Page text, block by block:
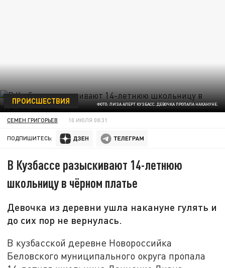
ФОТО: ЛИЗА АЛЕРТ КУЗБАСС. ДЕВОЧКА ПРОПАЛА НАКАНУНЕ.
ПРОИСШЕСТВИЯ
СЕМЕН ГРИГОРЬЕВ 10 ИЮЛЯ 08:31
ПОДПИШИТЕСЬ:
В Кузбассе разыскивают 14-летнюю
школьницу в чёрном платье
Девочка из деревни ушла накануне гулять и
до сих пор не вернулась.
В кузбасской деревне Новороссийка
Беловского муниципального округа пропала